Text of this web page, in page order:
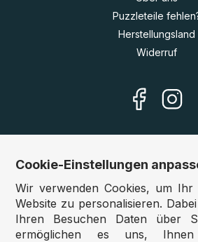
Puzzleteile
Herstellungsland
Widerruf
Unsere Shops
Deutschland:
Österreich:
Belgien:
Cookie-Einstellungen
Wir verwenden Cookies, um
Website zu personalisieren.
Ihren Besuchen Daten über
ermöglichen es uns, Ihnen